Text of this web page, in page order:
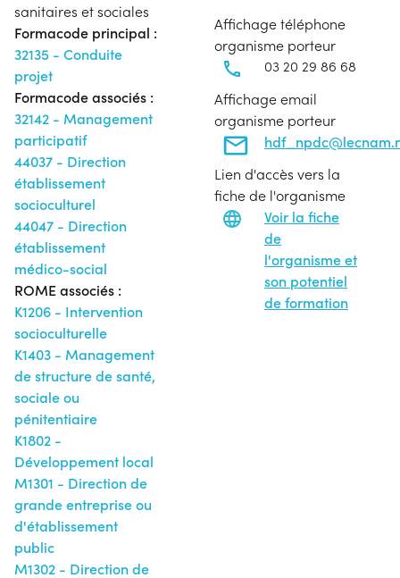
sanitaires et sociales
Formacode principal :
32135 - Conduite
projet
Formacode associés :
32142 - Management
participatif
44037 - Direction
établissement
socioculturel
44047 - Direction
établissement
médico-social
ROME associés :
K1206 - Intervention
socioculturelle
K1403 - Management
de structure de santé,
sociale ou
pénitentiaire
K1802 -
Développement local
M1301 - Direction de
grande entreprise ou
d'établissement
public
M1302 - Direction de
Affichage téléphone
organisme porteur
03 20 29 86 68
Affichage email
organisme porteur
Lien d'accès vers la
fiche de l'organisme
Voir la fiche
de
l'organisme et
son potentiel
de formation